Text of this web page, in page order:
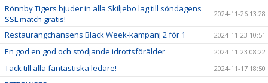
Rönnby Tigers bjuder in alla Skiljebo lag till söndagens
SSL match gratis!
2024-11-26 13:28
Restaurangchansens Black Week-kampanj 2 för 1 2024-11-23 10:51
En god en god och stödjande idrottsförälder 2024-11-23 08:22
Tack till alla fantastiska ledare! 2024-11-17 18:50